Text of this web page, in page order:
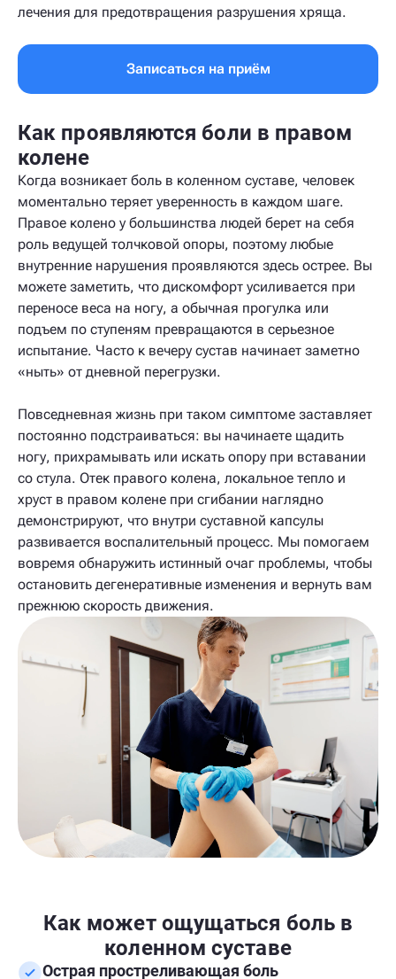
лечения для предотвращения разрушения хряща.
Записаться на приём
Как проявляются боли в правом
колене
Когда возникает боль в коленном суставе, человек
моментально теряет уверенность в каждом шаге.
Правое колено у большинства людей берет на себя
роль ведущей толчковой опоры, поэтому любые
внутренние нарушения проявляются здесь острее. Вы
можете заметить, что дискомфорт усиливается при
переносе веса на ногу, а обычная прогулка или
подъем по ступеням превращаются в серьезное
испытание. Часто к вечеру сустав начинает заметно
«ныть» от дневной перегрузки.
Повседневная жизнь при таком симптоме заставляет
постоянно подстраиваться: вы начинаете щадить
ногу, прихрамывать или искать опору при вставании
со стула. Отек правого колена, локальное тепло и
хруст в правом колене при сгибании наглядно
демонстрируют, что внутри суставной капсулы
развивается воспалительный процесс. Мы помогаем
вовремя обнаружить истинный очаг проблемы, чтобы
остановить дегенеративные изменения и вернуть вам
прежнюю скорость движения.
Как может ощущаться боль в
коленном суставе
Острая простреливающая боль